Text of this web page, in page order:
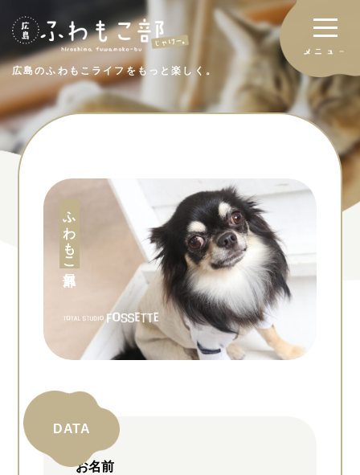
広島のふわもこライフをもっと楽しく。
お名前